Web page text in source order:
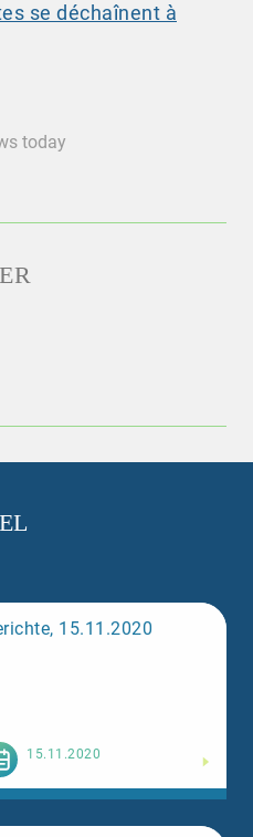
se déchaînent à
today
15.11.2020
15.11.2020